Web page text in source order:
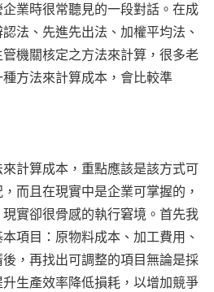
企業時很常聽見的一段對話。在成
法、先進先出法、加權平均法、
機關核定之方法來計算，很多老
方法來計算成本，會比較準
算成本，重點應該是該方式可
而且在現實中是企業可掌握的，
實卻很骨感的執行窘境。首先我
項目：原物料成本、加工費用、
，再找出可調整的項目無論是採
生產效率降低損耗，以增加競爭